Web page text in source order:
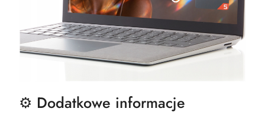
⚙️ Dodatkowe informacje